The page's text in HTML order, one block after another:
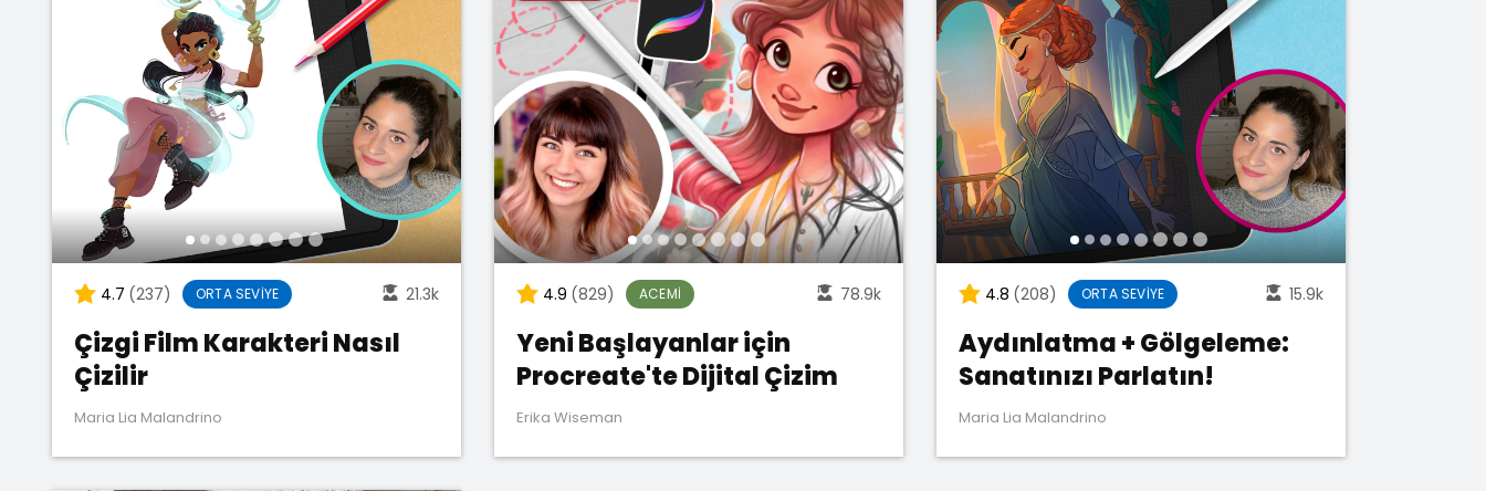
4.7 (237) ORTA SEVIYE 21.3k
Çizgi Film Karakteri Nasıl
Çizilir
Maria Lia Malandrino
4.9 (829) ACEMI 78.9k
Yeni Başlayanlar için
Procreate'te Dijital Çizim
Erika Wiseman
4.8 (208) ORTA SEVIYE 15.9k
Aydınlatma + Gölgeleme:
Sanatınızı Parlatın!
Maria Lia Malandrino